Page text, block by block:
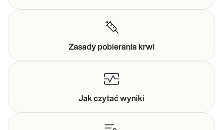
Zasadypobierania krwi
Jak czytaćwyniki